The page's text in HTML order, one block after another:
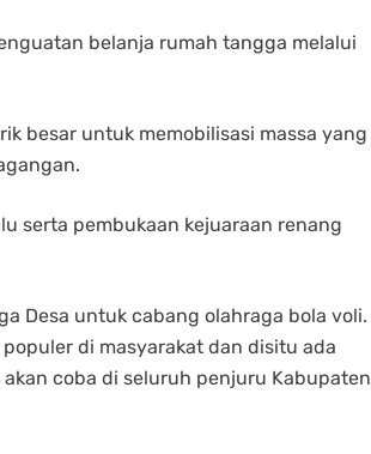
belanja rumah tangga melalui
besar untuk memobilisasi massa yang
serta pembukaan kejuaraan renang
Desa untuk cabang olahraga bola voli.
di masyarakat dan disitu ada
coba di seluruh penjuru Kabupaten